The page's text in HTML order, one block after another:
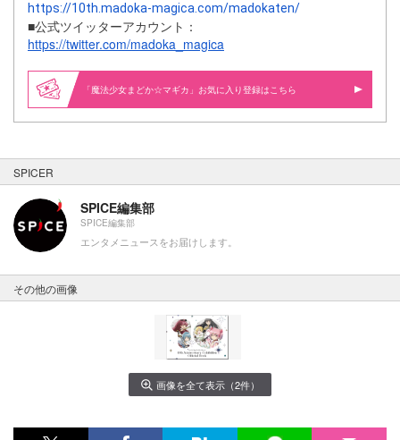
https://10th.madoka-magica.com/madokaten/
■公式ツイッターアカウント：
https://twitter.com/madoka_magica
「魔法少女まどか☆マギカ」お気に入り登録はこちら
SPICER
SPICE編集部
SPICE編集部
エンタメニュースをお届けします。
その他の画像
画像を全て表示（2件）